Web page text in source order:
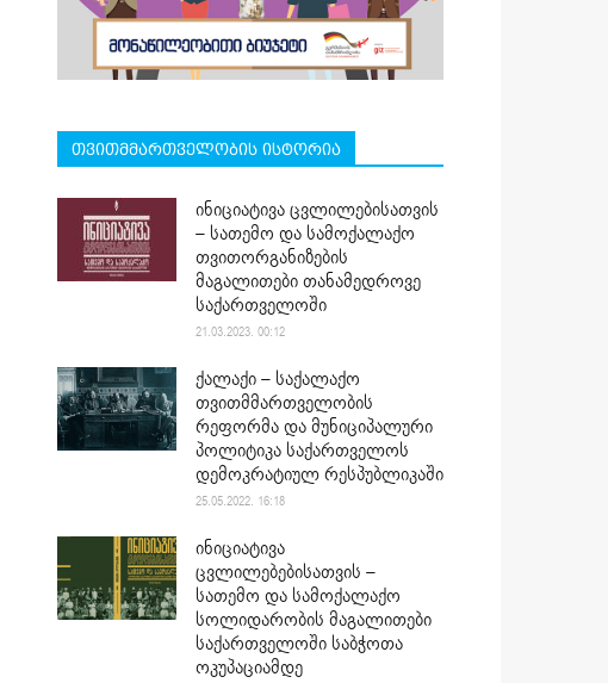
თვითმმართველობის ისტორია
ინიციატივა ცვლილებისათვის
– სათემო და სამოქალაქო
თვითორგანიზების
მაგალითები თანამედროვე
საქართველოში
21.03.2023. 00:12
ქალაქი – საქალაქო
თვითმმართველობის
რეფორმა და მუნიციპალური
პოლიტიკა საქართველოს
დემოკრატიულ რესპუბლიკაში
25.05.2022. 16:18
ინიციატივა
ცვლილებებისათვის –
სათემო და სამოქალაქო
სოლიდარობის მაგალითები
საქართველოში საბჭოთა
ოკუპაციამდე